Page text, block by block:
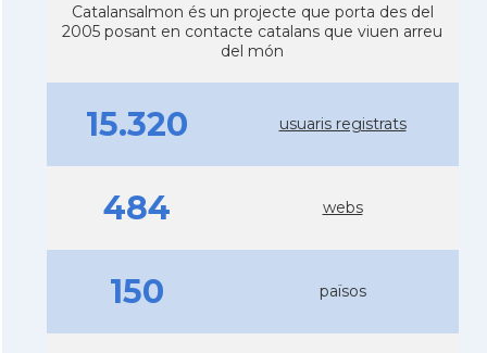
Catalansalmon és un projecte que porta des del
2005 posant en contacte catalans que viuen arreu
del món
15.320 usuaris registrats
484 webs
150 països